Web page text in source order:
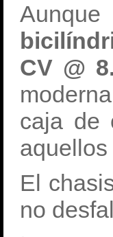
CV @
caja de
El
no